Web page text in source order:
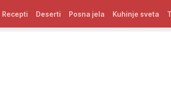
Recepti Deserti Posna jela Kuhinje sveta